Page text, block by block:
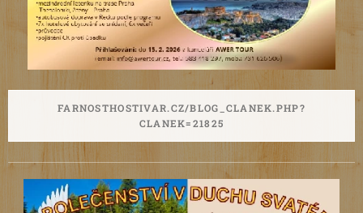
FARNOSTHOSTIVAR.CZ/BLOG_CLANEK.PHP?
CLANEK=21825